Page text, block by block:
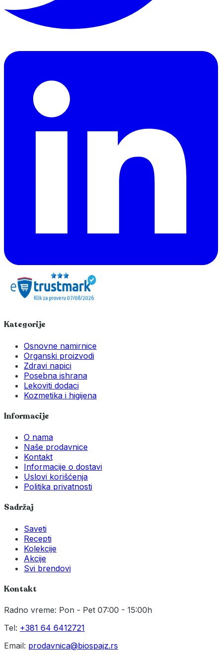
Kategorije
Osnovne namirnice
Organski proizvodi
Zdravi napici
Posebna ishrana
Lekoviti dodaci
Kozmetika i higijena
Informacije
O nama
Naše prodavnice
Kontakt
Informacije o dostavi
Uslovi korišćenja
Politika privatnosti
Sadržaj
Saveti
Recepti
Kolekcije
Akcije
Svi brendovi
Kontakt
Radno vreme: Pon - Pet 07:00 - 15:00h
Tel: +381 64 6412721
Email: prodavnica@biospajz.rs